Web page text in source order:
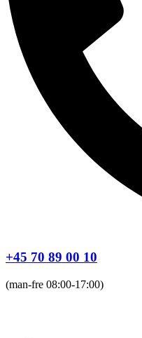
+45 70 89 00 10
(man-fre 08:00-17:00)